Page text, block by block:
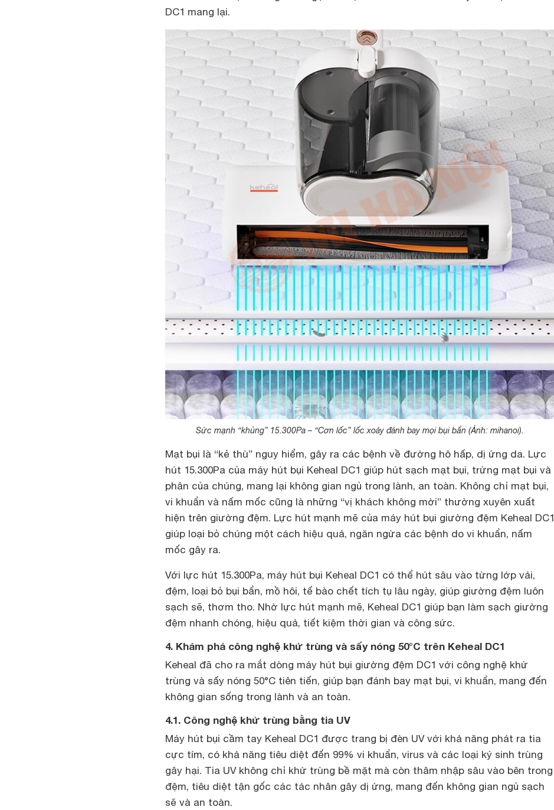
DC1 mang lại.
Sức mạnh “khủng” 15.300Pa – “Cơn lốc” lốc xoáy đánh bay mọi bụi bẩn (Ảnh: mihanoi).
Mạt bụi là “kẻ thù” nguy hiểm, gây ra các bệnh về đường hô hấp, dị ứng da. Lực
hút 15.300Pa của máy hút bụi Keheal DC1 giúp hút sạch mạt bụi, trứng mạt bụi và
phân của chúng, mang lại không gian ngủ trong lành, an toàn. Không chỉ mạt bụi,
vi khuẩn và nấm mốc cũng là những “vị khách không mời” thường xuyên xuất
hiện trên giường đệm. Lực hút mạnh mẽ của máy hút bụi giường đệm Keheal DC1
giúp loại bỏ chúng một cách hiệu quả, ngăn ngừa các bệnh do vi khuẩn, nấm
mốc gây ra.
Với lực hút 15.300Pa, máy hút bụi Keheal DC1 có thể hút sâu vào từng lớp vải,
đệm, loại bỏ bụi bẩn, mồ hôi, tế bào chết tích tụ lâu ngày, giúp giường đệm luôn
sạch sẽ, thơm tho. Nhờ lực hút mạnh mẽ, Keheal DC1 giúp bạn làm sạch giường
đệm nhanh chóng, hiệu quả, tiết kiệm thời gian và công sức.
4. Khám phá công nghệ khử trùng và sấy nóng 50°C trên Keheal DC1
Keheal đã cho ra mắt dòng máy hút bụi giường đệm DC1 với công nghệ khử
trùng và sấy nóng 50°C tiên tiến, giúp bạn đánh bay mạt bụi, vi khuẩn, mang đến
không gian sống trong lành và an toàn.
4.1. Công nghệ khử trùng bằng tia UV
Máy hút bụi cầm tay Keheal DC1 được trang bị đèn UV với khả năng phát ra tia
cực tím, có khả năng tiêu diệt đến 99% vi khuẩn, virus và các loại ký sinh trùng
gây hại. Tia UV không chỉ khử trùng bề mặt mà còn thâm nhập sâu vào bên trong
đệm, tiêu diệt tận gốc các tác nhân gây dị ứng, mang đến không gian ngủ sạch
sẽ và an toàn.